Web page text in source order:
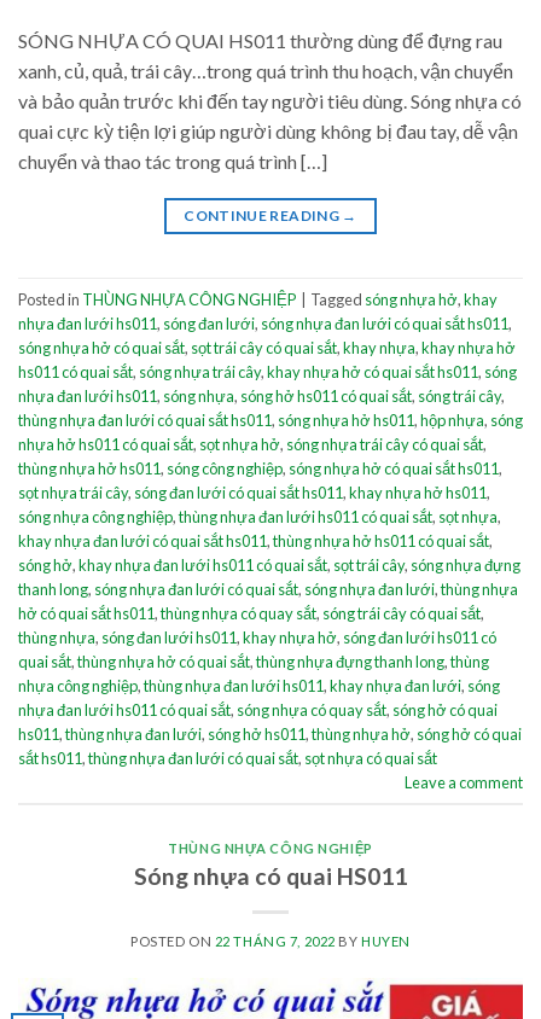
SÓNG NHỰA CÓ QUAI HS011 thường dùng để đựng rau
xanh, củ, quả, trái cây…trong quá trình thu hoạch, vận chuyển
và bảo quản trước khi đến tay người tiêu dùng. Sóng nhựa có
quai cực kỳ tiện lợi giúp người dùng không bị đau tay, dễ vận
chuyển và thao tác trong quá trình […]
CONTINUE READING →
Posted in THÙNG NHỰA CÔNG NGHIỆP Tagged sóng nhựa hở,khay
nhựa đan lưới hs011, sóng đan lưới, sóng nhựa đan lưới có quai sắt hs011,
sóng nhựa hở có quai sắt, sọt trái cây có quai sắt,khay nhựa,khay nhựa hở
hs011 có quai sắt, sóng nhựa trái cây,khay nhựa hở có quai sắt hs011, sóng
nhựa đan lưới hs011, sóng nhựa, sóng hở hs011 có quai sắt, sóng trái cây,
thùng nhựa đan lưới có quai sắt hs011, sóng nhựa hở hs011,hộp nhựa, sóng
nhựa hở hs011 có quai sắt, sọt nhựa hở, sóng nhựa trái cây có quai sắt,
thùng nhựa hở hs011, sóng công nghiệp, sóng nhựa hở có quai sắt hs011,
sọt nhựa trái cây, sóng đan lưới có quai sắt hs011,khay nhựa hở hs011,
sóng nhựa công nghiệp,thùng nhựa đan lưới hs011 có quai sắt, sọt nhựa,
khay nhựa đan lưới có quai sắt hs011,thùng nhựa hở hs011 có quai sắt,
sóng hở,khay nhựa đan lưới hs011 có quai sắt, sọt trái cây, sóng nhựa đựng
thanh long, sóng nhựa đan lưới có quai sắt, sóng nhựa đan lưới,thùng nhựa
hở có quai sắt hs011,thùng nhựa có quay sắt, sóng trái cây có quai sắt,
thùng nhựa, sóng đan lưới hs011,khay nhựa hở, sóng đan lưới hs011 có
quai sắt,thùng nhựa hở có quai sắt,thùng nhựa đựng thanh long,thùng
nhựa công nghiệp,thùng nhựa đan lưới hs011,khay nhựa đan lưới, sóng
nhựa đan lưới hs011 có quai sắt, sóng nhựa có quay sắt, sóng hở có quai
hs011,thùng nhựa đan lưới, sóng hở hs011,thùng nhựa hở, sóng hở có quai
sắt hs011,thùng nhựa đan lưới có quai sắt, sọt nhựa có quai sắt
Leave a comment
THÙNG NHỰA CÔNG NGHIỆP
Sóng nhựa có quai HS011
POSTED ON 22 THÁNG 7, 2022 BY HUYEN